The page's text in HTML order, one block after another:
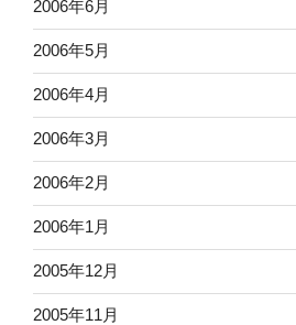
2006年6月
2006年5月
2006年4月
2006年3月
2006年2月
2006年1月
2005年12月
2005年11月